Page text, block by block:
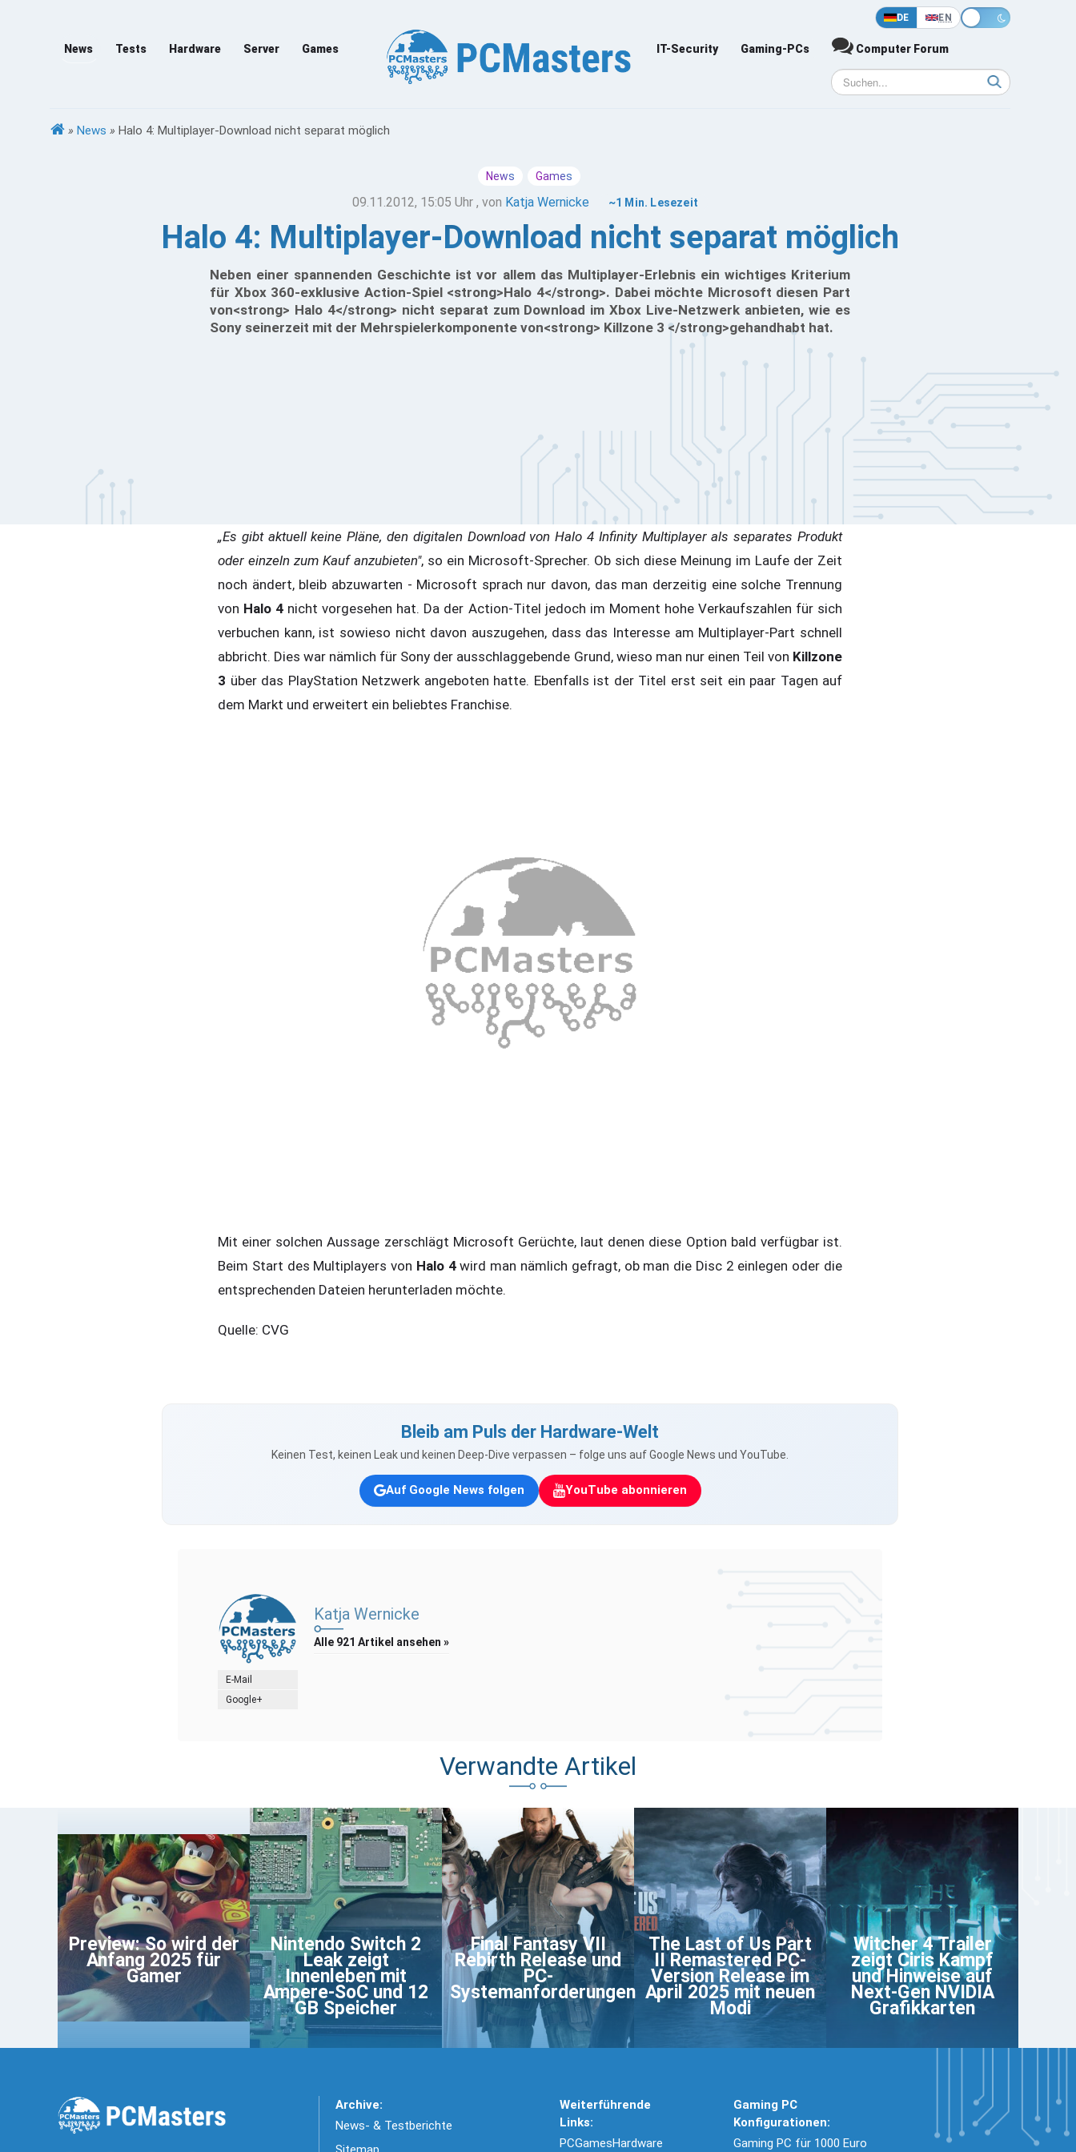
DE EN
News Tests Hardware Server Games IT-Security Gaming-PCs Computer Forum
» News » Halo 4: Multiplayer-Download nicht separat möglich
News Games
09.11.2012, 15:05 Uhr , von Katja Wernicke ~1 Min. Lesezeit
Halo 4: Multiplayer-Download nicht separat möglich
Neben einer spannenden Geschichte ist vor allem das Multiplayer-Erlebnis ein wichtiges Kriterium
für Xbox 360-exklusive Action-Spiel <strong>Halo 4</strong>. Dabei möchte Microsoft diesen Part
von<strong> Halo 4</strong> nicht separat zum Download im Xbox Live-Netzwerk anbieten, wie es
Sony seinerzeit mit der Mehrspielerkomponente von<strong> Killzone 3 </strong>gehandhabt hat.
„Es gibt aktuell keine Pläne, den digitalen Download von Halo 4 Infinity Multiplayer als separates Produkt
oder einzeln zum Kauf anzubieten", so ein Microsoft-Sprecher. Ob sich diese Meinung im Laufe der Zeit
noch ändert, bleib abzuwarten - Microsoft sprach nur davon, das man derzeitig eine solche Trennung
von Halo 4 nicht vorgesehen hat. Da der Action-Titel jedoch im Moment hohe Verkaufszahlen für sich
verbuchen kann, ist sowieso nicht davon auszugehen, dass das Interesse am Multiplayer-Part schnell
abbricht. Dies war nämlich für Sony der ausschlaggebende Grund, wieso man nur einen Teil von Killzone
3 über das PlayStation Netzwerk angeboten hatte. Ebenfalls ist der Titel erst seit ein paar Tagen auf
dem Markt und erweitert ein beliebtes Franchise.
Mit einer solchen Aussage zerschlägt Microsoft Gerüchte, laut denen diese Option bald verfügbar ist.
Beim Start des Multiplayers von Halo 4wird man nämlich gefragt, ob man die Disc 2 einlegen oder die
entsprechenden Dateien herunterladen möchte.
Quelle: CVG
Bleib am Puls der Hardware-Welt
Keinen Test, keinen Leak und keinen Deep-Dive verpassen – folge uns auf Google News und YouTube.
Auf Google News folgen YouTube abonnieren
E-Mail
Google+
Katja Wernicke
Alle 921 Artikel ansehen »
Verwandte Artikel
Preview: So wird der
Anfang 2025 für
Gamer
Nintendo Switch 2
Leak zeigt
Innenleben mit
Ampere-SoC und 12
GB Speicher
Final Fantasy VII
Rebirth Release und
PC-
Systemanforderungen
The Last of Us Part
II Remastered PC-
Version Release im
April 2025 mit neuen
Modi
Witcher 4 Trailer
zeigt Ciris Kampf
und Hinweise auf
Next-Gen NVIDIA
Grafikkarten
Archive:
News- & Testberichte
Weiterführende
Links:
PCGamesHardware
Gaming PC
Konfigurationen:
Gaming PC für 1000 Euro